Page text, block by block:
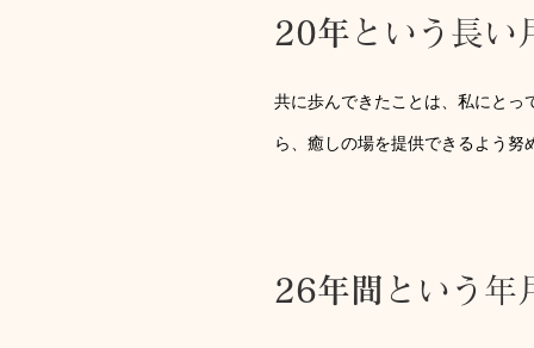
20年 という長い
共に歩んできたことは、私にとっ
ら、癒しの場を提供できるよう努
26年間 という年